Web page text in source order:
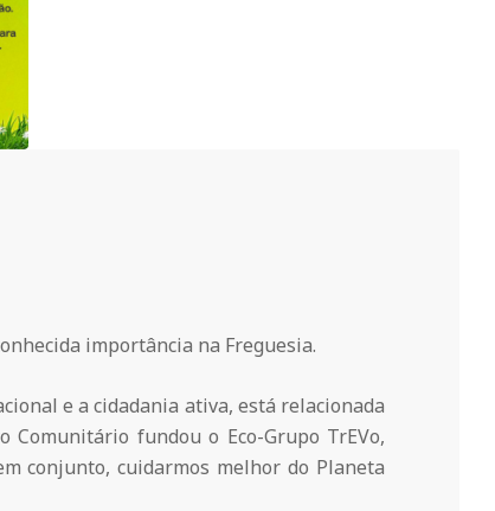
importância na Freguesia.
e a cidadania ativa, está relacionada
fundou o Eco-Grupo TrEVo,
conjunto, cuidarmos melhor do Planeta